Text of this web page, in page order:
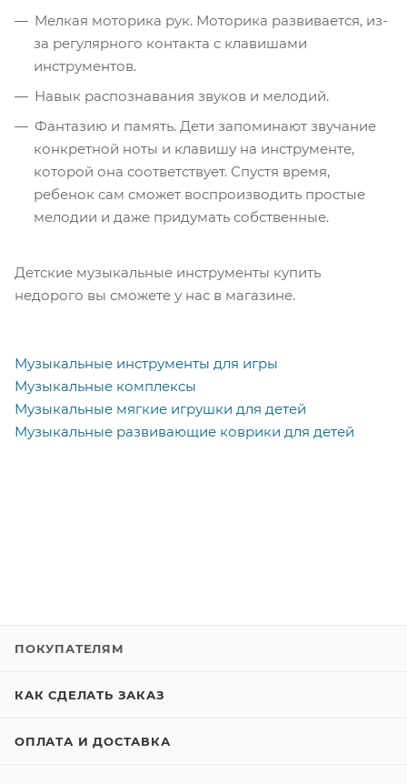
Мелкая моторика рук. Моторика развивается, из-
за регулярного контакта с клавишами
инструментов.
Навык распознавания звуков и мелодий.
Фантазию и память. Дети запоминают звучание
конкретной ноты и клавишу на инструменте,
которой она соответствует. Спустя время,
ребенок сам сможет воспроизводить простые
мелодии и даже придумать собственные.
Детские музыкальные инструменты купить
недорого вы сможете у нас в магазине.
Музыкальные инструменты для игры
Музыкальные комплексы
Музыкальные мягкие игрушки для детей
Музыкальные развивающие коврики для детей
ПОКУПАТЕЛЯМ
КАК СДЕЛАТЬ ЗАКАЗ
ОПЛАТА И ДОСТАВКА